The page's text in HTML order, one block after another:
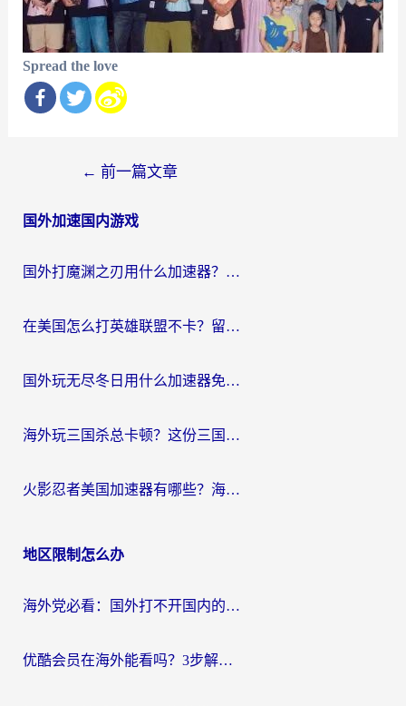
Spread the love
导
← 前一篇文章
国外加速国内游戏
国外打魔渊之刃用什么加速器？2026海外玩家国服游戏加速全攻略（附闪耀暖暖&复苏的魔女避坑指南）
在美国怎么打英雄联盟不卡？留学生亲测的国服游戏加速全攻略
国外玩无尽冬日用什么加速器免费？海外党国服游戏加速避坑指南
海外玩三国杀总卡顿？这份三国杀游戏加速器指南帮你告别延迟烦恼
火影忍者美国加速器有哪些？海外党亲测的国服游戏加速全攻略（含菲律宾玩三国之刃守望黎明技巧）
地区限制怎么办
海外党必看：国外打不开国内的app怎么办？3步解决你的乡愁
优酷会员在海外能看吗？3步解决海外追剧难题，附实测好用加速器推荐